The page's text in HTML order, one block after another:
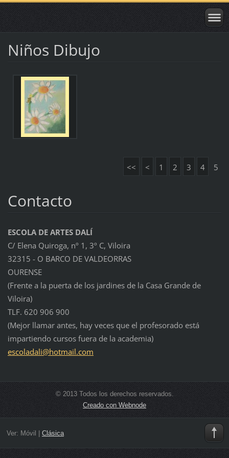
Niños Dibujo
<< < 1 2 3 4 5
Contacto
ESCOLA DE ARTES DALÍ
C/ Elena Quiroga, nº 1, 3º C, Viloira
32315 - O BARCO DE VALDEORRAS
OURENSE
(Frente a la puerta de los jardines de la Casa Grande de
Viloira)
TLF. 620 906 900
(Mejor llamar antes, hay veces que el profesorado está
impartiendo cursos fuera de la academia)
escoladali@hotmail.com
© 2013 Todos los derechos reservados.
Creado con Webnode
Ver: Móvil Clásica